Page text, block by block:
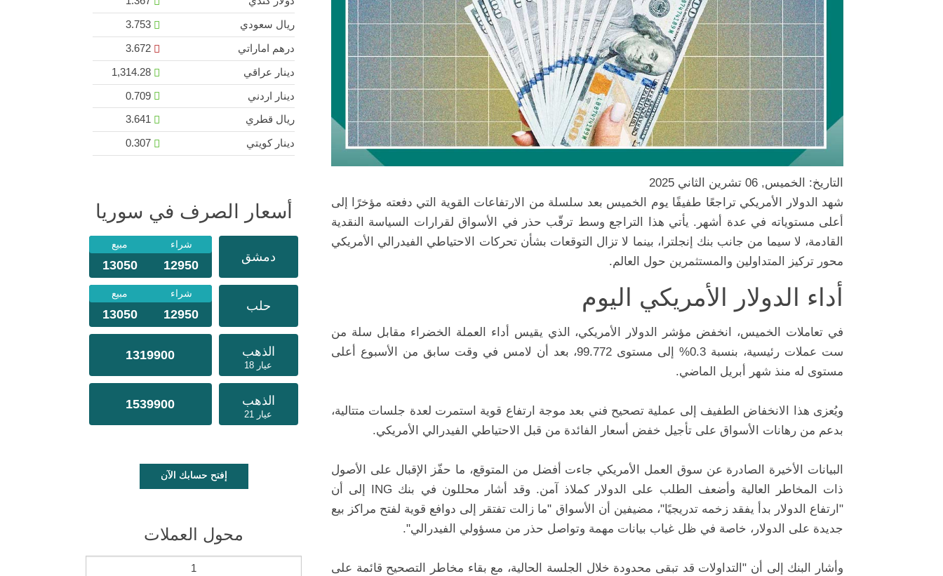
التاريخ: الخميس, 06 تشرين الثاني 2025
شهد الدولار الأمريكي تراجعًا طفيفًا يوم الخميس بعد سلسلة من الارتفاعات القوية التي دفعته مؤخرًا إلى
أعلى مستوياته في عدة أشهر. يأتي هذا التراجع وسط ترقّب حذر في الأسواق لقرارات السياسة النقدية
القادمة، لا سيما من جانب بنك إنجلترا، بينما لا تزال التوقعات بشأن تحركات الاحتياطي الفيدرالي الأمريكي
محور تركيز المتداولين والمستثمرين حول العالم.
أداء الدولار الأمريكي اليوم
في تعاملات الخميس، انخفض مؤشر الدولار الأمريكي، الذي يقيس أداء العملة الخضراء مقابل سلة من
ست عملات رئيسية، بنسبة 0.3% إلى مستوى 99.772، بعد أن لامس في وقت سابق من الأسبوع أعلى
مستوى له منذ شهر أبريل الماضي.
ويُعزى هذا الانخفاض الطفيف إلى عملية تصحيح فني بعد موجة ارتفاع قوية استمرت لعدة جلسات متتالية،
بدعم من رهانات الأسواق على تأجيل خفض أسعار الفائدة من قبل الاحتياطي الفيدرالي الأمريكي.
البيانات الأخيرة الصادرة عن سوق العمل الأمريكي جاءت أفضل من المتوقع، ما حفّز الإقبال على الأصول
ذات المخاطر العالية وأضعف الطلب على الدولار كملاذ آمن. وقد أشار محللون في بنك ING إلى أن
"ارتفاع الدولار بدأ يفقد زخمه تدريجيًا"، مضيفين أن الأسواق "ما زالت تفتقر إلى دوافع قوية لفتح مراكز بيع
جديدة على الدولار، خاصة في ظل غياب بيانات مهمة وتواصل حذر من مسؤولي الفيدرالي".
وأشار البنك إلى أن "التداولات قد تبقى محدودة خلال الجلسة الحالية، مع بقاء مخاطر التصحيح قائمة على
ريال سعودي
درهم اماراتي
دينار عراقي
دينار اردني
ريال قطري
دينار كويتي
أسعار الصرف في سوريا
دمشق
شراء مبيع
12950
13050
حلب
شراء مبيع
12950
13050
الذهب
عيار 18
1319900
الذهب
عيار 21
1539900
إفتح حسابك الآن
محول العملات